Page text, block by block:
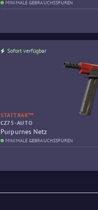
MINIMALE GEBRAUCHSSPUREN
Sofort verfügbar
STATTRAK™
CZ75-AUTO
Purpurnes Netz
MINIMALE GEBRAUCHSSPUREN